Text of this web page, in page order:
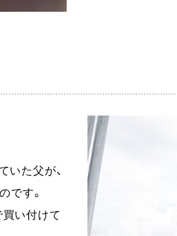
いた父が、
です。
い付けて